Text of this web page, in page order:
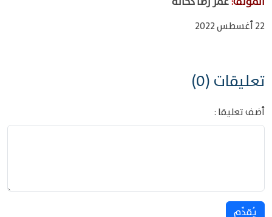
22 أغسطس 2022
تعليقات (0)
أضف تعليقا :
يُقدِّم